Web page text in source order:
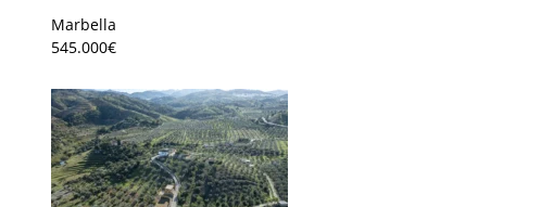
Marbella
545.000€